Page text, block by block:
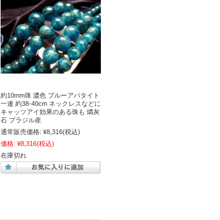
約10mm珠 濃色 ブルーアパタイト
一連 約38-40cm ネックレスなどに
キャッツアイ効果のある珠も 燐灰
石 ブラジル産
通常販売価格: ¥8,316(税込)
価格: ¥8,316(税込)
在庫切れ